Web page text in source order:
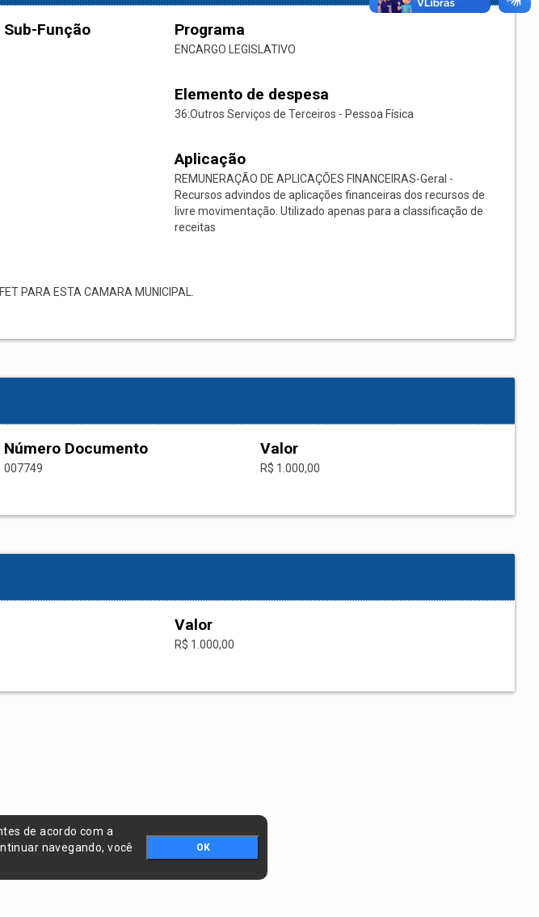
Sub-Função Programa
ENCARGO LEGISLATIVO
Elemento de despesa
36:Outros Serviços de Terceiros - Pessoa Física
Aplicação
REMUNERAÇÃO DE APLICAÇÕES FINANCEIRAS-Geral -
Recursos advindos de aplicações financeiras dos recursos de
livre movimentação. Utilizado apenas para a classificação de
receitas
PARA ESTA CAMARA MUNICIPAL.
Número Documento
007749
Valor
R$ 1.000,00
Valor
R$ 1.000,00
de acordo com a
navegando, você
OK